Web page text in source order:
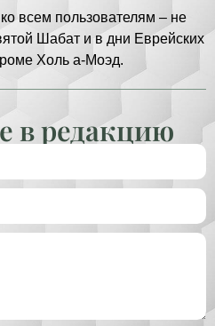
всем пользователям – не
Шабат и в дни Еврейских
Холь а-Моэд.
в редакцию